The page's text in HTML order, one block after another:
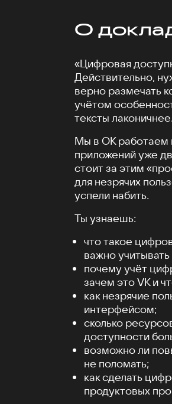
О
«Цифровая
Действительно,
верно размечать
учётом
тексты лаконичнее.
Мы в ОК работаем
приложений уже
стоит за этим
для незрячих
успели набить.
Ты узнаешь:
что такое
важно
почему учёт
зачем это VK и
как незрячие
интерфейсом;
сколько
доступности
возможно ли
не поломать;
как сделать
продуктовых